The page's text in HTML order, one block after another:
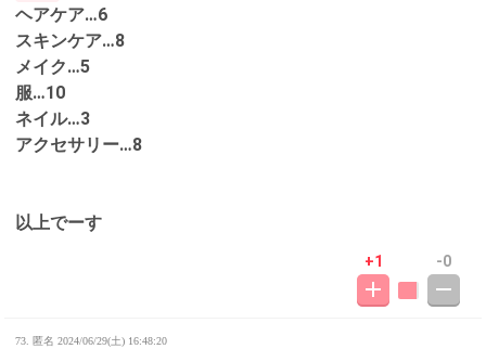
ヘアケア…6
スキンケア…8
メイク…5
服…10
ネイル…3
アクセサリー…8
以上でーす
+1 -0
73. 匿名 2024/06/29(土) 16:48:20